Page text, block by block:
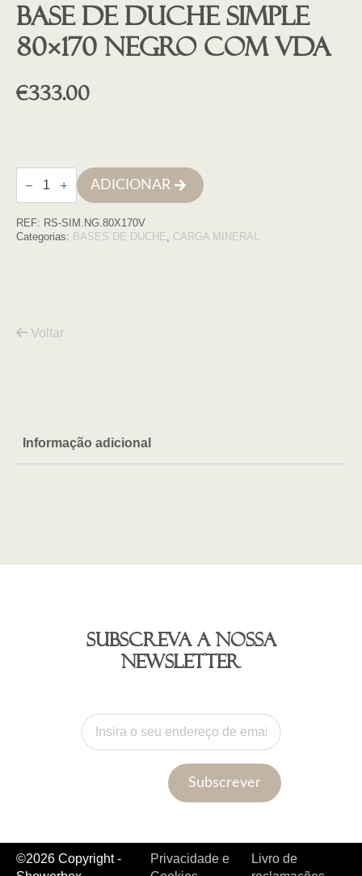
Base de duche SIMPLE
80×170 NEGRO COM VDA
€333.00
Quantidade
de
Base
duche
SIMPLE
ADICIONAR
REF: RS-SIM.NG.80X170V
Categorias: BASES DE DUCHE, CARGA MINERAL
Voltar
Informação adicional
Subscreva a nossa
newsletter
Subscrever
©2026 Copyright -
Privacidade e
Livro de